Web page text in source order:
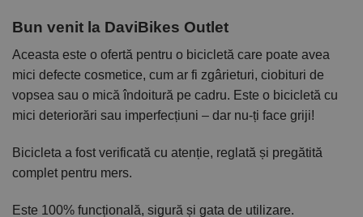
Bun venit la DaviBikes Outlet
Aceasta este o ofertă pentru o bicicletă care poate avea
mici defecte cosmetice, cum ar fi zgârieturi, ciobituri de
vopsea sau o mică îndoitură pe cadru. Este o bicicletă cu
mici deteriorări sau imperfecțiuni – dar nu-ți face griji!
Bicicleta a fost verificată cu atenție, reglată și pregătită
complet pentru mers.
Este 100% funcțională, sigură și gata de utilizare.